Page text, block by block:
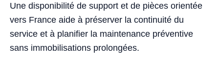
Une disponibilité de support et de pièces orientée
vers France aide à préserver la continuité du
service et à planifier la maintenance préventive
sans immobilisations prolongées.